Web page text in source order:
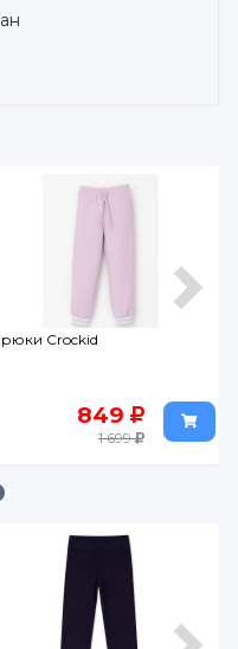
Crockid
849
1 699